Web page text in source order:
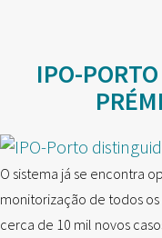
IPO-
O sistema já se encontra
monitorização de todos
cerca de 10 mil novos